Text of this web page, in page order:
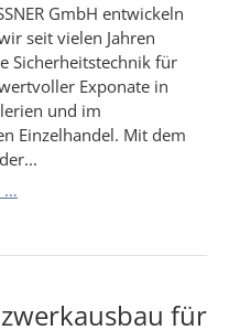
GmbH entwickeln
seit vielen Jahren
Sicherheitstechnik für
Exponate in
und im
Einzelhandel. Mit dem
…
Sicherheitstechnik
dem
für